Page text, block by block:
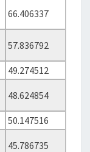
66.406337
57.836792
49.274512
48.624854
50.147516
45.786735